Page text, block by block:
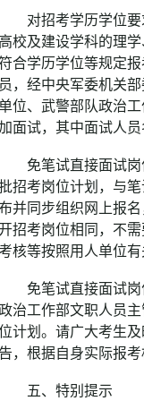
招考学历学位要求
校及建设学科的理
合学历学位等规定
，经中央军委机关
位、武警部队政治
面试，其中面试人员
笔试直接面试岗
招考岗位计划，与
并同步组织网上报
招考岗位相同，不
核等按照用人单位有
笔试直接面试岗
治工作部文职人员
计划。请广大考生
，根据自身实际报考
、特别提示